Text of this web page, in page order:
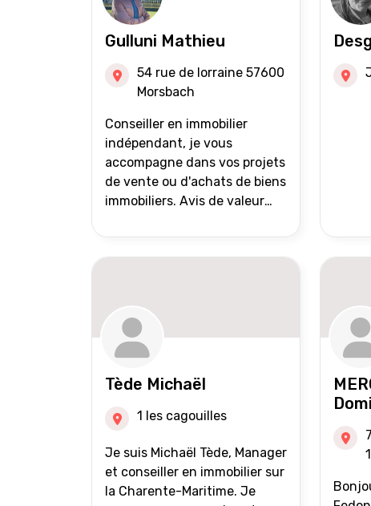
Gulluni Mathieu
54 rue de lorraine 57600
Morsbach
Conseiller en immobilier
indépendant, je vous
accompagne dans vos projets
de vente ou d'achats de biens
immobiliers. Avis de valeur
suivi personnalisés Mise en
avant du bien grâce à des
(niveau national et
international) Validation du
financement des acquéreurs
auprès de partenaires
financiers Portefeuille de
clients acquéreurs travaillé et
Vente en partage grâce au
réseau Iad France et Iad
Deutschland Inter agence
Tède Michaël
1 les cagouilles
Je suis Michaël Tède, Manager
et conseiller en immobilier sur
la Charente-Maritime. Je